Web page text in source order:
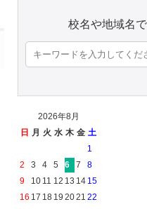
校名や地域名
検
索:
2026年8月
日 月 火 水 木 金 土
1
2
3 4 5 6 7
8
9
10 11 12 13 14 15
16 17 18 19 2021 22